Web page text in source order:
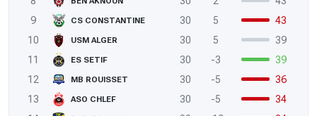
9
CS CONSTANTINE 30 5
43
10
USM ALGER 30 5
39
11
ES SETIF 30 -3
39
12
MB ROUISSET 30 -5
36
13
ASO CHLEF 30 -5
34